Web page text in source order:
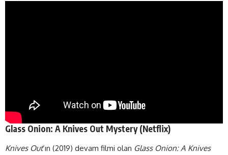
Glass Onion: A Knives Out Mystery (Netflix)
Knives Out’ın (2019) devam filmi olan Glass Onion: A Knives